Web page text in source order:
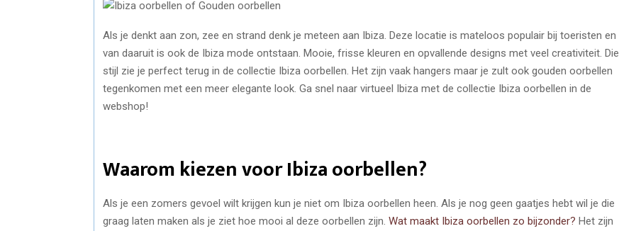
Als je denkt aan zon, zee en strand denk je meteen aan Ibiza. Deze locatie is mateloos populair bij toeristen en
van daaruit is ook de Ibiza mode ontstaan. Mooie, frisse kleuren en opvallende designs met veel creativiteit. Die
stijl zie je perfect terug in de collectie Ibiza oorbellen. Het zijn vaak hangers maar je zult ook gouden oorbellen
tegenkomen met een meer elegante look. Ga snel naar virtueel Ibiza met de collectie Ibiza oorbellen in de
webshop!
Waarom kiezen voor Ibiza oorbellen?
Als je een zomers gevoel wilt krijgen kun je niet om Ibiza oorbellen heen. Als je nog geen gaatjes hebt wil je die
graag laten maken als je ziet hoe mooi al deze oorbellen zijn. Wat maakt Ibiza oorbellen zo bijzonder? Het zijn